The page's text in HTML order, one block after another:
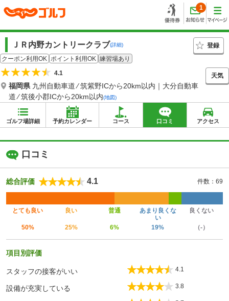
1
ＪＲ内野カントリークラブ(詳細)
登録
クーポン利用OK ポイント利用OK 練習場あり
4.1
福岡県 九州自動車道 ⁄ 筑紫野ICから20km以内｜大分自動車
道 ⁄ 筑後小郡ICから20km以内(地図)
天気
ゴルフ場詳細 予約カレンダー コース 口コミ アクセス
口コミ
総合評価 4.1 件数：69
とても良い 良い 普通
あまり良くな
い
良くない
50% 25% 6% 19% （-）
項目別評価
スタッフの接客がいい 4.1
設備が充実している 3.8